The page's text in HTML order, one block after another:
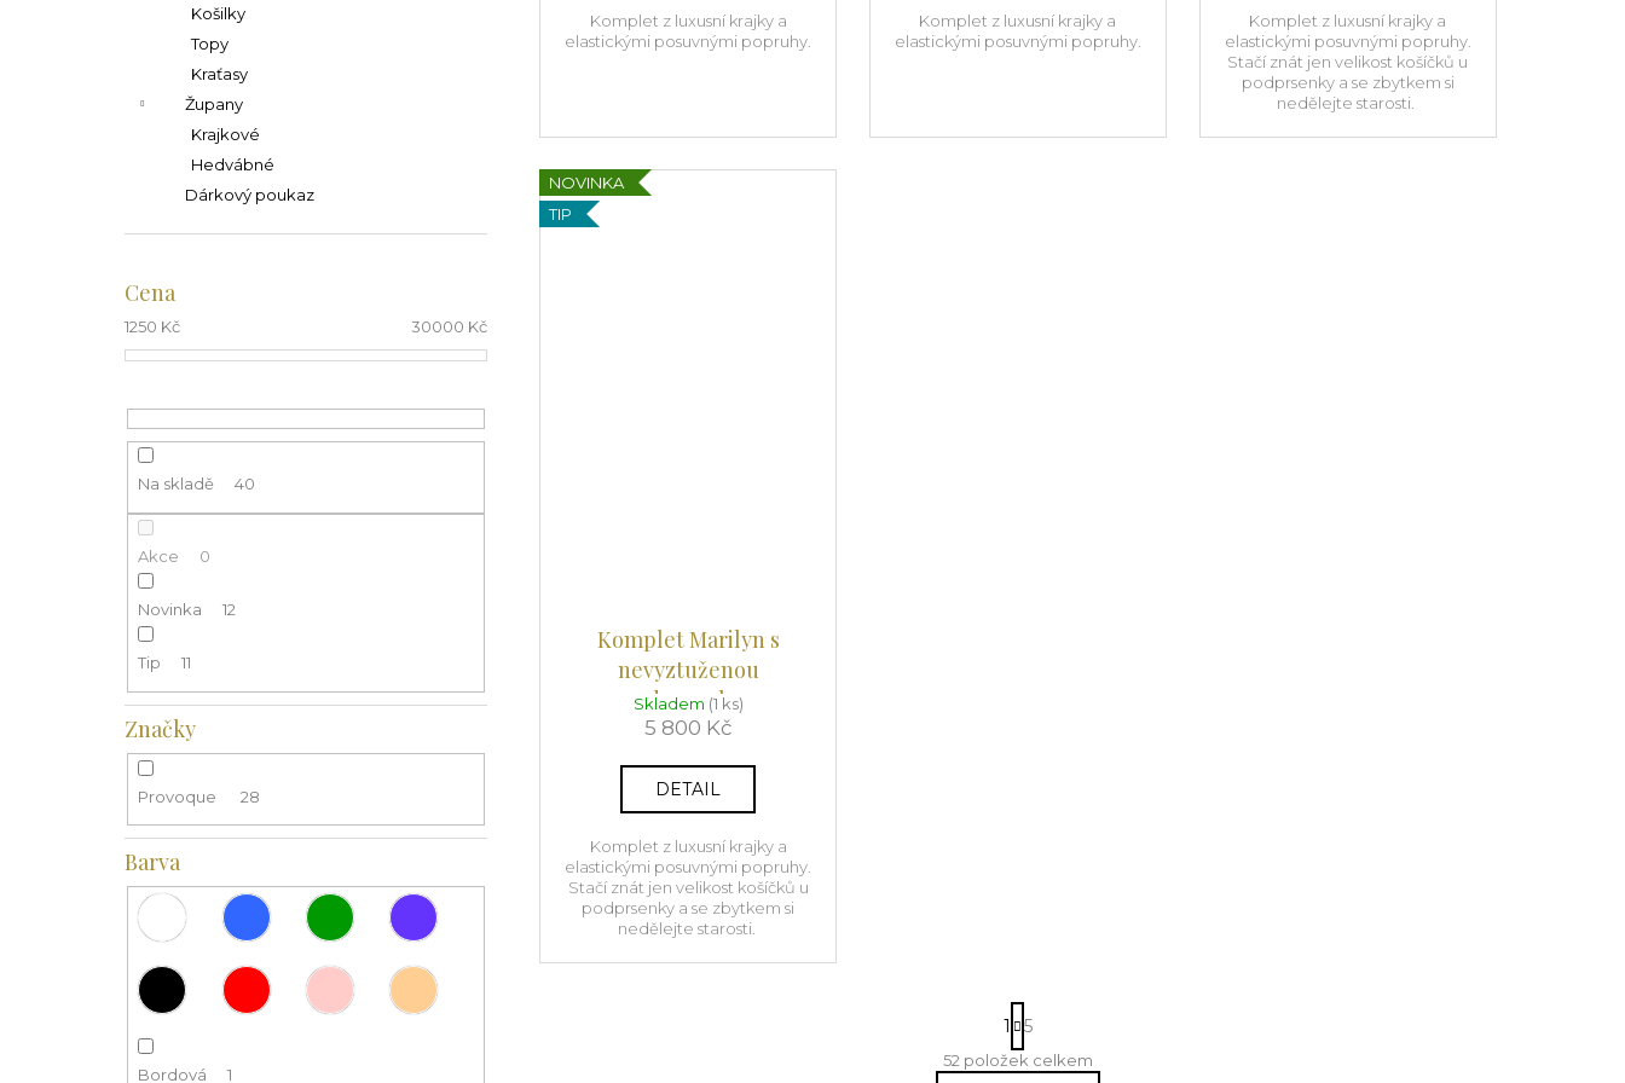
Košilky
Topy
Kraťasy
Župany
Krajkové
Hedvábné
Dárkový poukaz
Cena
1250 Kč 30000 Kč
Na skladě 40
Akce 0
Novinka 12
Tip 11
Značky
Provoque 28
Barva
Bordová 1
Komplet z luxusní krajky a
elastickými posuvnými popruhy.
Komplet z luxusní krajky a
elastickými posuvnými popruhy.
Komplet z luxusní krajky a
elastickými posuvnými popruhy.
Stačí znát jen velikost košíčků u
podprsenky a se zbytkem si
nedělejte starosti.
NOVINKA
TIP
Komplet Marilyn s
nevyztuženou
podprsenkou
Skladem (1 ks)
5 800 Kč
DETAIL
Komplet z luxusní krajky a
elastickými posuvnými popruhy.
Stačí znát jen velikost košíčků u
podprsenky a se zbytkem si
nedělejte starosti.
O
S
t
r
1 5
52 položek celkem